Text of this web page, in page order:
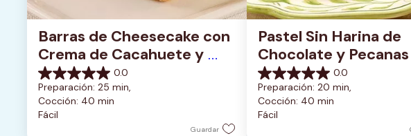
Barras de Cheesecake con
Crema de Cacahuete y
Chocolate 0.0
0.0
de
5
estrellas.
Preparación: 25 min,
Cocción: 40 min
Fácil
Guardar
Pastel Sin Harina de
Chocolate y
Glaseado de
0.0
0.0
de
5
estrellas.
Preparación: 20 min,
Cocción: 40 min
Fácil